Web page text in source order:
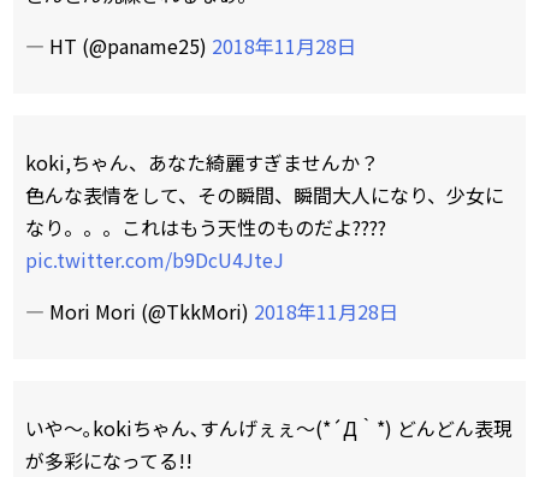
— HT (@paname25) 2018年11月28日
koki,ちゃん、あなた綺麗すぎませんか？
色んな表情をして、その瞬間、瞬間大人になり、少女に
なり。。。これはもう天性のものだよ????
pic.twitter.com/b9DcU4JteJ
— Mori Mori (@TkkMori) 2018年11月28日
いや～｡kokiちゃん､すんげぇぇ～(*´Д｀*) どんどん表現
が多彩になってる!!